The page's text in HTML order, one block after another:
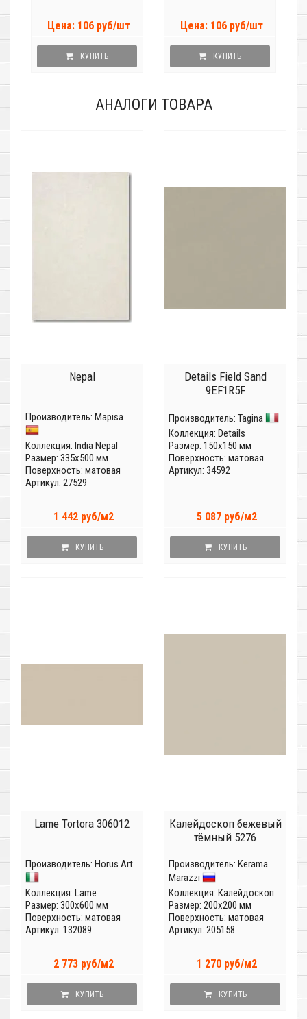
Цена: 106 руб/шт
КУПИТЬ
Цена: 106 руб/шт
КУПИТЬ
АНАЛОГИ ТОВАРА
Nepal
Производитель: Mapisa
Коллекция: India Nepal
Размер: 335x500 мм
Поверхность: матовая
Артикул: 27529
1 442 руб/м2
КУПИТЬ
Details Field Sand
9EF1R5F
Производитель: Tagina
Коллекция: Details
Размер: 150x150 мм
Поверхность: матовая
Артикул: 34592
5 087 руб/м2
КУПИТЬ
Lame Tortora 306012
Производитель: Horus Art
Коллекция: Lame
Размер: 300x600 мм
Поверхность: матовая
Артикул: 132089
2 773 руб/м2
КУПИТЬ
Калейдоскоп бежевый
тёмный 5276
Производитель: Kerama
Marazzi
Коллекция: Калейдоскоп
Размер: 200x200 мм
Поверхность: матовая
Артикул: 205158
1 270 руб/м2
КУПИТЬ